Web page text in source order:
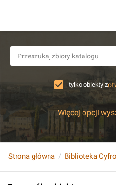
tylko obiekty z
Więcej opcji
Strona główna Biblioteka